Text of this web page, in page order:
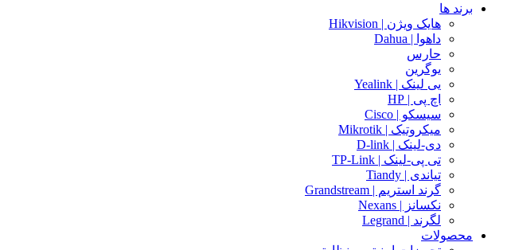
برند ها
هایک ویژن | Hikvision
داهوا | Dahua
حارس
یوگرین
یی لینک | Yealink
اچ پی | HP
سیسکو | Cisco
میکروتیک | Mikrotik
دی-لینک | D-link
تی پی-لینک | TP-Link
تیاندی | Tiandy
گرند استریم | Grandstream
نکسانز | Nexans
لگرند | Legrand
محصولات